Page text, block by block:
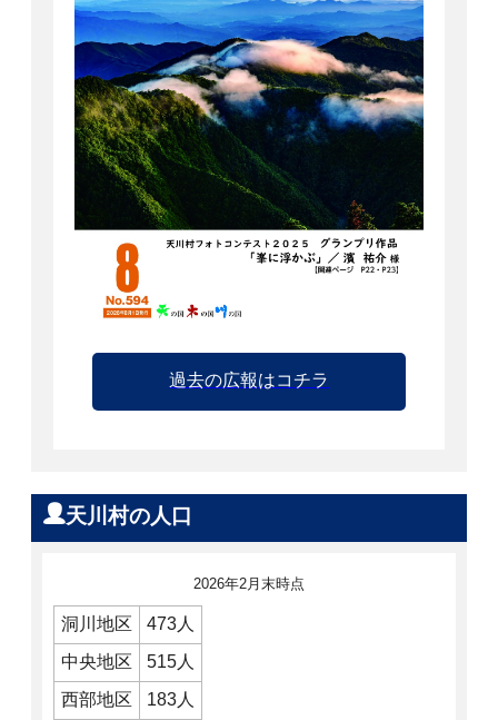
過去の広報はコチラ
天川村の人口
2026年2月末時点
洞川地区
473人
中央地区
515人
西部地区
183人